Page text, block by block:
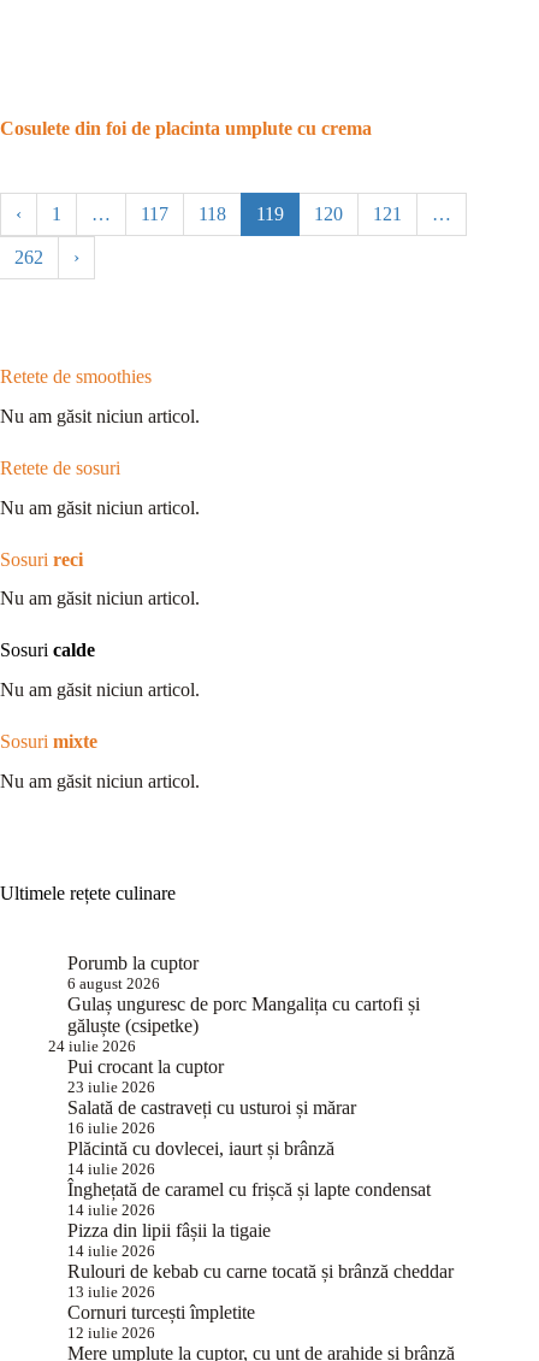
Cosulete din foi de placinta umplute cu crema
‹ 1 … 117 118 119 120 121 …
262 ›
Retete de smoothies
Nu am găsit niciun articol.
Retete de sosuri
Nu am găsit niciun articol.
Sosuri reci
Nu am găsit niciun articol.
Sosuri calde
Nu am găsit niciun articol.
Sosuri mixte
Nu am găsit niciun articol.
Ultimele rețete culinare
Porumb la cuptor
6 august 2026
Gulaș unguresc de porc Mangalița cu cartofi și
găluște (csipetke)
24 iulie 2026
Pui crocant la cuptor
23 iulie 2026
Salată de castraveți cu usturoi și mărar
16 iulie 2026
Plăcintă cu dovlecei, iaurt și brânză
14 iulie 2026
Înghețată de caramel cu frișcă și lapte condensat
14 iulie 2026
Pizza din lipii fâșii la tigaie
14 iulie 2026
Rulouri de kebab cu carne tocată și brânză cheddar
13 iulie 2026
Cornuri turcești împletite
12 iulie 2026
Mere umplute la cuptor, cu unt de arahide și brânză